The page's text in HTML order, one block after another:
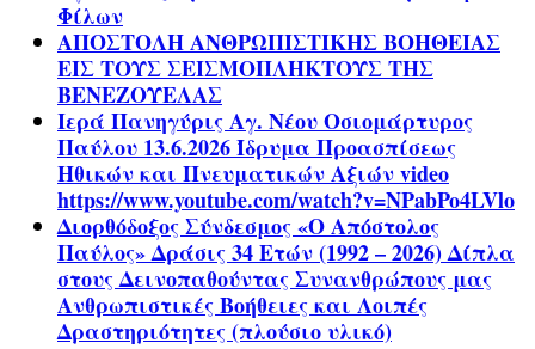
Φίλων
ΑΠΟΣΤΟΛΗ ΑΝΘΡΩΠΙΣΤΙΚΗΣ ΒΟΗΘΕΙΑΣ
ΕΙΣ ΤΟΥΣ ΣΕΙΣΜΟΠΛΗΚΤΟΥΣ ΤΗΣ
ΒΕΝΕΖΟΥΕΛΑΣ
Ιερά Πανηγύρις Αγ. Νέου Οσιομάρτυρος
Παύλου 13.6.2026 Ίδρυμα Προασπίσεως
Ηθικών και Πνευματικών Αξιών video
https://www.youtube.com/watch?v=NPabPo4LVlo
Διορθόδοξος Σύνδεσμος «Ο Απόστολος
Παύλος» Δράσις 34 Ετών (1992 – 2026) Δίπλα
στους Δεινοπαθούντας Συνανθρώπους μας
Ανθρωπιστικές Βοήθειες και Λοιπές
Δραστηριότητες (πλούσιο υλικό)